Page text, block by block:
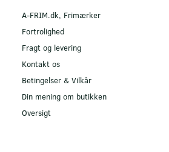
A-FRIM.dk, Frimærker
Fortrolighed
Fragt og levering
Kontakt os
Betingelser & Vilkår
Din mening om butikken
Oversigt